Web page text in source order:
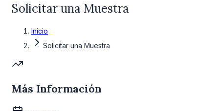
Solicitar una Muestra
Inicio
Solicitar una Muestra
Más Información